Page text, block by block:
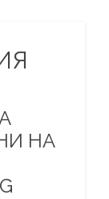
НА